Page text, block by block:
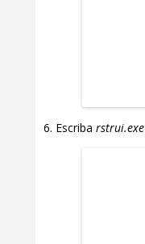
Escriba rstrui.exe